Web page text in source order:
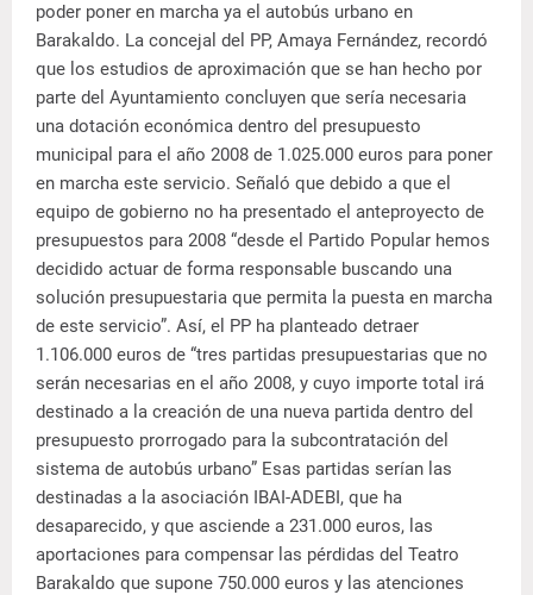
poder poner en marcha ya el autobús urbano en
Barakaldo. La concejal del PP, Amaya Fernández, recordó
que los estudios de aproximación que se han hecho por
parte del Ayuntamiento concluyen que sería necesaria
una dotación económica dentro del presupuesto
municipal para el año 2008 de 1.025.000 euros para poner
en marcha este servicio. Señaló que debido a que el
equipo de gobierno no ha presentado el anteproyecto de
presupuestos para 2008 “desde el Partido Popular hemos
decidido actuar de forma responsable buscando una
solución presupuestaria que permita la puesta en marcha
de este servicio”. Así, el PP ha planteado detraer
1.106.000 euros de “tres partidas presupuestarias que no
serán necesarias en el año 2008, y cuyo importe total irá
destinado a la creación de una nueva partida dentro del
presupuesto prorrogado para la subcontratación del
sistema de autobús urbano” Esas partidas serían las
destinadas a la asociación IBAI-ADEBI, que ha
desaparecido, y que asciende a 231.000 euros, las
aportaciones para compensar las pérdidas del Teatro
Barakaldo que supone 750.000 euros y las atenciones